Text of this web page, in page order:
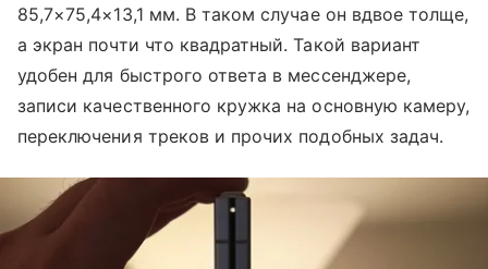
85,7×75,4×13,1 мм. В таком случае он вдвое толще,
а экран почти что квадратный. Такой вариант
удобен для быстрого ответа в мессенджере,
записи качественного кружка на основную камеру,
переключения треков и прочих подобных задач.